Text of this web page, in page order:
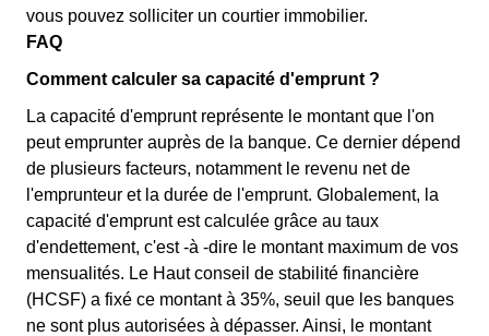
vous pouvez solliciter un courtier immobilier.
FAQ
Comment calculer sa capacité d'emprunt ?
La capacité d'emprunt représente le montant que l'on
peut emprunter auprès de la banque. Ce dernier dépend
de plusieurs facteurs, notamment le revenu net de
l'emprunteur et la durée de l'emprunt. Globalement, la
capacité d'emprunt est calculée grâce au taux
d'endettement, c'est -à -dire le montant maximum de vos
mensualités. Le Haut conseil de stabilité financière
(HCSF) a fixé ce montant à 35%, seuil que les banques
ne sont plus autorisées à dépasser. Ainsi, le montant